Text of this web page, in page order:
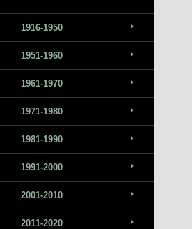
1916-1950
1951-1960
1961-1970
1971-1980
1981-1990
1991-2000
2001-2010
2011-2020